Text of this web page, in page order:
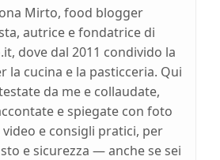
Mirto, food blogger
autrice e fondatrice di
dove dal 2011 condivido la
la cucina e la pasticceria. Qui
da me e collaudate,
e spiegate con foto
video e consigli pratici, per
e sicurezza — anche se sei